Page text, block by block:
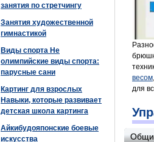
занятия по стретчингу
Занятия художественной
гимнастикой
Виды спорта Не
олимпийские виды спорта:
парусные сани
Картинг для взрослых
Навыки, которые развивает
детская школа картинга
Айкибудояпонские боевые
искусства
весом
для